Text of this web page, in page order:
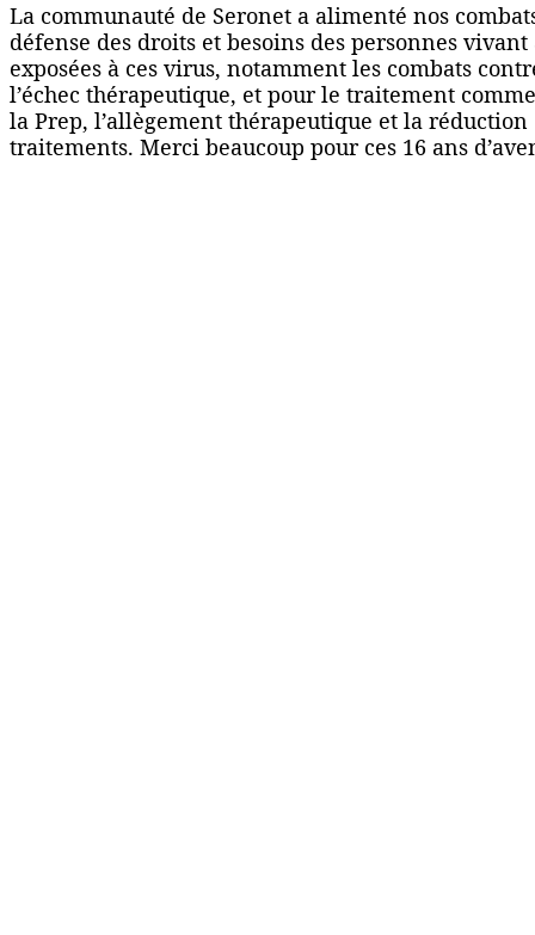
La communauté de Seronet a alimenté nos
défense des droits et besoins des personnes
exposées à ces virus, notamment les combats
l’échec thérapeutique, et pour le traitement
la Prep, l’allègement thérapeutique et la
traitements. Merci beaucoup pour ces 16 ans